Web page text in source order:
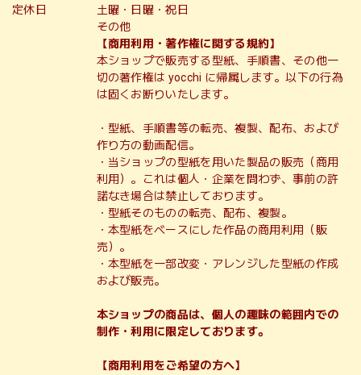
定休日
土曜・日曜・祝日
その他
【商用利用・著作権に関する規約】
本ショップで販売する型紙、手順書、その他一
切の著作権は yocchi に帰属します。以下の行為
は固くお断りいたします。
・型紙、手順書等の転売、複製、配布、および
作り方の動画配信。
・当ショップの型紙を用いた製品の販売（商用
利用）。これは個人・企業を問わず、事前の許
諾なき場合は禁止しております。
・型紙そのものの転売、配布、複製。
・本型紙をベースにした作品の商用利用（販
売）。
・本型紙を一部改変・アレンジした型紙の作成
および販売。
本ショップの商品は、個人の趣味の範囲内での
制作・利用に限定しております。
【商用利用をご希望の方へ】